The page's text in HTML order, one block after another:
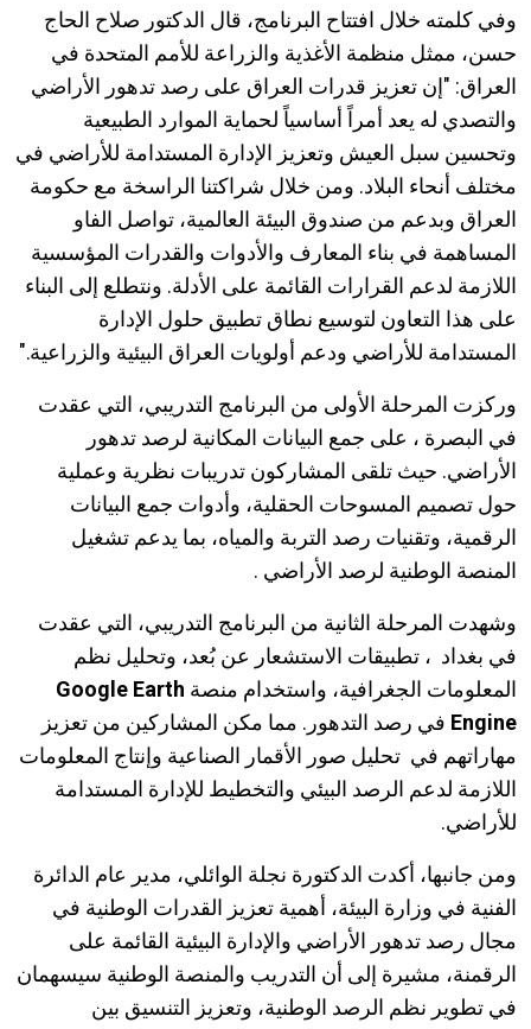
وفي كلمته خلال افتتاح البرنامج، قال الدكتور صلاح الحاج
حسن، ممثل منظمة الأغذية والزراعة للأمم المتحدة في
العراق: "إن تعزيز قدرات العراق على رصد تدهور الأراضي
والتصدي له يعد أمراً أساسياً لحماية الموارد الطبيعية
وتحسين سبل العيش وتعزيز الإدارة المستدامة للأراضي في
مختلف أنحاء البلاد. ومن خلال شراكتنا الراسخة مع حكومة
العراق وبدعم من صندوق البيئة العالمية، تواصل الفاو
المساهمة في بناء المعارف والأدوات والقدرات المؤسسية
اللازمة لدعم القرارات القائمة على الأدلة. ونتطلع إلى البناء
على هذا التعاون لتوسيع نطاق تطبيق حلول الإدارة
المستدامة للأراضي ودعم أولويات العراق البيئية والزراعية."
وركزت المرحلة الأولى من البرنامج التدريبي، التي عقدت
في البصرة ، على جمع البيانات المكانية لرصد تدهور
الأراضي. حيث تلقى المشاركون تدريبات نظرية وعملية
حول تصميم المسوحات الحقلية، وأدوات جمع البيانات
الرقمية، وتقنيات رصد التربة والمياه، بما يدعم تشغيل
المنصة الوطنية لرصد الأراضي .
وشهدت المرحلة الثانية من البرنامج التدريبي، التي عقدت
في بغداد ، تطبيقات الاستشعار عن بُعد، وتحليل نظم
المعلومات الجغرافية، واستخدام منصة Google Earth
Engine في رصد التدهور. مما مكن المشاركين من تعزيز
مهاراتهم في تحليل صور الأقمار الصناعية وإنتاج المعلومات
اللازمة لدعم الرصد البيئي والتخطيط للإدارة المستدامة
للأراضي.
ومن جانبها، أكدت الدكتورة نجلة الوائلي، مدير عام الدائرة
الفنية في وزارة البيئة، أهمية تعزيز القدرات الوطنية في
مجال رصد تدهور الأراضي والإدارة البيئية القائمة على
الرقمنة، مشيرة إلى أن التدريب والمنصة الوطنية سيسهمان
في تطوير نظم الرصد الوطنية، وتعزيز التنسيق بين